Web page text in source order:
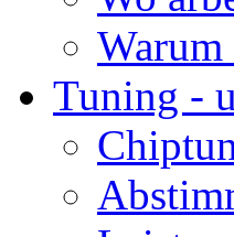
Tuning -